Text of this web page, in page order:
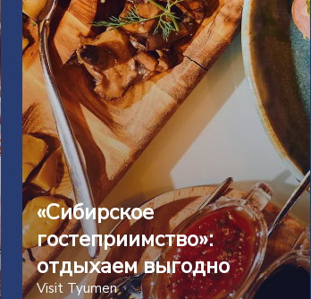
«Сибирское
гостеприимство»:
отдыхаем выгодно
Visit Tyumen